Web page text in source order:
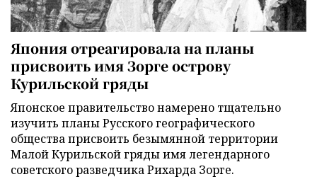
Япония отреагировала на планы
присвоить имя Зорге острову
Курильской гряды
Японское правительство намерено тщательно
изучить планы Русского географического
общества присвоить безымянной территории
Малой Курильской гряды имя легендарного
советского разведчика Рихарда Зорге.